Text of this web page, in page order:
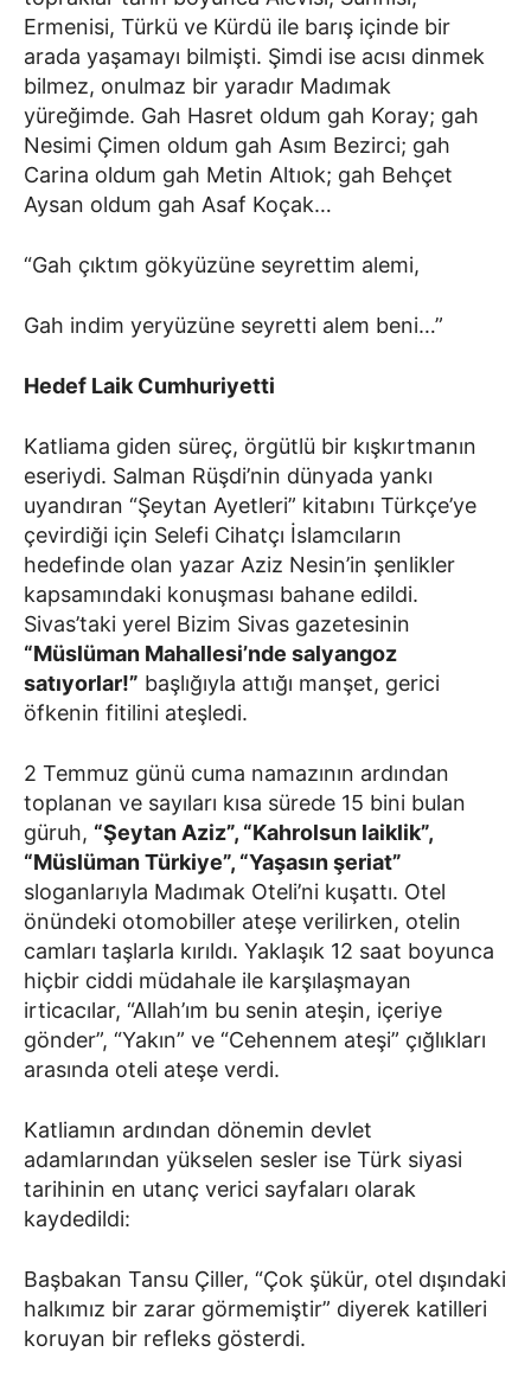
Ermenisi, Türkü ve Kürdü ile barış içinde bir
arada yaşamayı bilmişti. Şimdi ise acısı dinmek
bilmez, onulmaz bir yaradır Madımak
yüreğimde. Gah Hasret oldum gah Koray; gah
Nesimi Çimen oldum gah Asım Bezirci; gah
Carina oldum gah Metin Altıok; gah Behçet
Aysan oldum gah Asaf Koçak…
“Gah çıktım gökyüzüne seyrettim alemi,
Gah indim yeryüzüne seyretti alem beni…”
Hedef Laik Cumhuriyetti
Katliama giden süreç, örgütlü bir kışkırtmanın
eseriydi. Salman Rüşdi’nin dünyada yankı
uyandıran “Şeytan Ayetleri” kitabını Türkçe’ye
çevirdiği için Selefi Cihatçı İslamcıların
hedefinde olan yazar Aziz Nesin’in şenlikler
kapsamındaki konuşması bahane edildi.
Sivas’taki yerel Bizim Sivas gazetesinin
“Müslüman Mahallesi’nde salyangoz
satıyorlar!” başlığıyla attığı manşet, gerici
öfkenin fitilini ateşledi.
2 Temmuz günü cuma namazının ardından
toplanan ve sayıları kısa sürede 15 bini bulan
güruh, “Şeytan Aziz”, “Kahrolsun laiklik”,
“Müslüman Türkiye”, “Yaşasın şeriat”
sloganlarıyla Madımak Oteli’ni kuşattı. Otel
önündeki otomobiller ateşe verilirken, otelin
camları taşlarla kırıldı. Yaklaşık 12 saat boyunca
hiçbir ciddi müdahale ile karşılaşmayan
irticacılar, “Allah’ım bu senin ateşin, içeriye
gönder”, “Yakın” ve “Cehennem ateşi” çığlıkları
arasında oteli ateşe verdi.
Katliamın ardından dönemin devlet
adamlarından yükselen sesler ise Türk siyasi
tarihinin en utanç verici sayfaları olarak
kaydedildi:
Başbakan Tansu Çiller, “Çok şükür, otel dışındaki
halkımız bir zarar görmemiştir” diyerek katilleri
koruyan bir refleks gösterdi.